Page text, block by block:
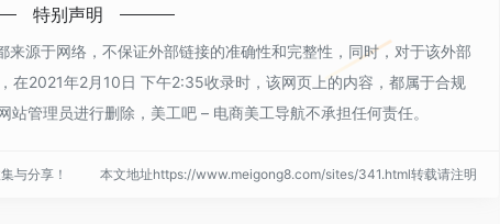
特别声明
源于网络，不保证外部链接的准确性和完整性，同时，对于该外部
在2021年2月10日 下午2:35收录时，该网页上的内容，都属于合规
管理员进行删除，美工吧 – 电商美工导航不承担任何责任。
与分享！ 本文地址https://www.meigong8.com/sites/341.html转载请注明